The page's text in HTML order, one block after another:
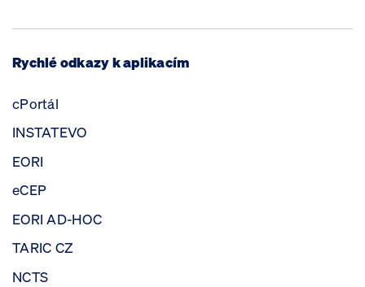
Rychlé odkazy k aplikacím
cPortál
INSTATEVO
EORI
eCEP
EORI AD-HOC
TARIC CZ
NCTS